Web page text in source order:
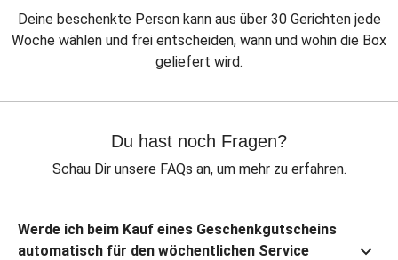
Deine beschenkte Person kann aus über 30 Gerichten jede
Woche wählen und frei entscheiden, wann und wohin die Box
geliefert wird.
Du hast noch Fragen?
Schau Dir unsere FAQs an, um mehr zu erfahren.
Werde ich beim Kauf eines Geschenkgutscheins
automatisch für den wöchentlichen Service